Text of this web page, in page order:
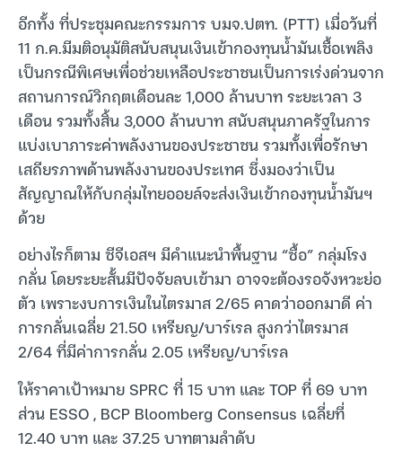
อีกทั้ง ที่ประชุมคณะกรรมการ บมจ.ปตท. (PTT) เมื่อวันที่
11 ก.ค.มีมติอนุมัติสนับสนุนเงินเข้ากองทุนน้ำมันเชื้อเพลิง
เป็นกรณีพิเศษเพื่อช่วยเหลือประชาชนเป็นการเร่งด่วนจาก
สถานการณ์วิกฤตเดือนละ 1,000 ล้านบาท ระยะเวลา 3
เดือน รวมทั้งสิ้น 3,000 ล้านบาท สนับสนุนภาครัฐในการ
แบ่งเบาภาระค่าพลังงานของประชาชน รวมทั้งเพื่อรักษา
เสถียรภาพด้านพลังงานของประเทศ ซึ่งมองว่าเป็น
สัญญาณให้กับกลุ่มไทยออยล์จะส่งเงินเข้ากองทุนน้ำมันฯ
ด้วย
อย่างไรก็ตาม ซีจีเอสฯ มีคำแนะนำพื้นฐาน “ซื้อ” กลุ่มโรง
กลั่น โดยระยะสั้นมีปัจจัยลบเข้ามา อาจจะต้องรอจังหวะย่อ
ตัว เพราะงบการเงินในไตรมาส 2/65 คาดว่าออกมาดี ค่า
การกลั่นเฉลี่ย 21.50 เหรียญ/บาร์เรล สูงกว่าไตรมาส
2/64 ที่มีค่าการกลั่น 2.05 เหรียญ/บาร์เรล
ให้ราคาเป้าหมาย SPRC ที่ 15 บาท และ TOP ที่ 69 บาท
ส่วน ESSO , BCP Bloomberg Consensus เฉลี่ยที่
12.40 บาท และ 37.25 บาทตามลำดับ